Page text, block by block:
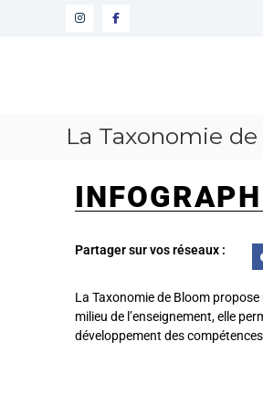
les
de
vos
La Taxonomie
Partager sur vos réseaux :
La Taxonomie de Bloom
milieu de l’enseignement, elle
développement des